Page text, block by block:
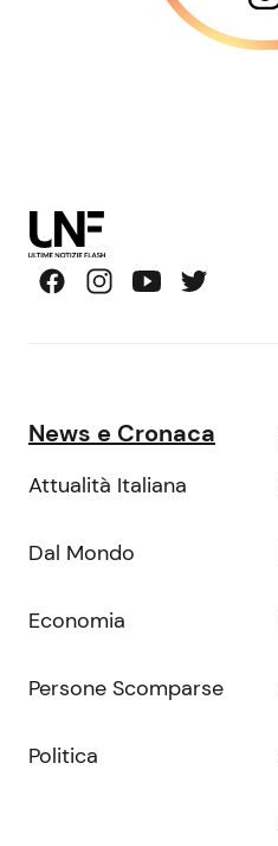
News e Cronaca
Attualità Italiana
Dal Mondo
Economia
Persone Scomparse
Politica